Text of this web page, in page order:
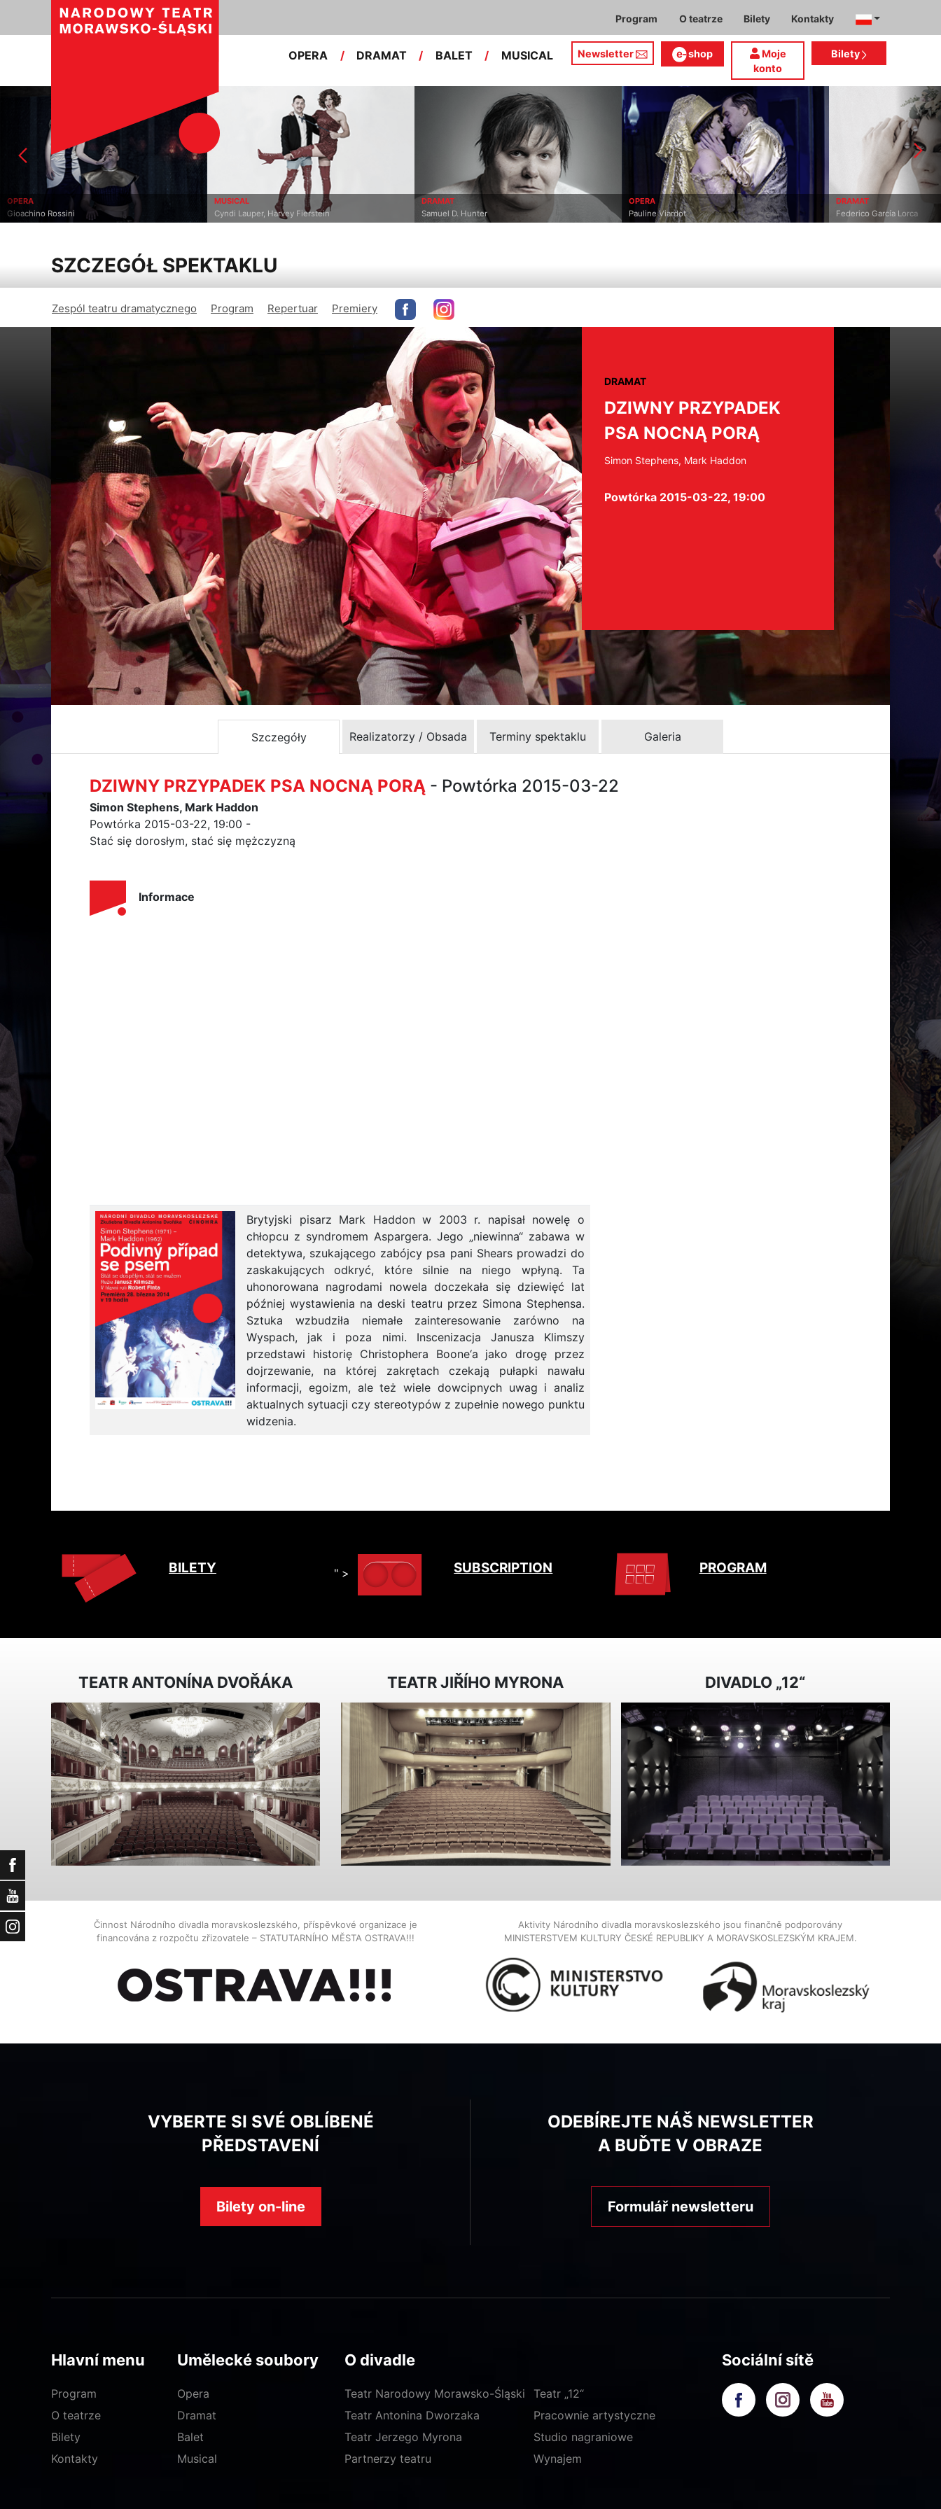
Facebook
YouTube
Instagram
Program O teatrze Bilety Kontakty
OPERA / DRAMAT / BALET / MUSICAL Newsletter shop
Moje
konto
Bilety
OPERA
Gioachino Rossini
MUSICAL
Cyndi Lauper, Harvey Fierstein
DRAMAT
Samuel D. Hunter
OPERA
Pauline Viardot
DRAMAT
Federico García Lorca
SZCZEGÓŁ SPEKTAKLU
Zespól teatru dramatycznego Program Repertuar Premiery
DRAMAT
DZIWNY PRZYPADEK
PSA NOCNĄ PORĄ
Simon Stephens, Mark Haddon
Powtórka 2015-03-22, 19:00
Szczegóły Realizatorzy / Obsada Terminy spektaklu Galeria
DZIWNY PRZYPADEK PSA NOCNĄ PORĄ - Powtórka 2015-03-22
Simon Stephens, Mark Haddon
Powtórka 2015-03-22, 19:00 -
Stać się dorosłym, stać się mężczyzną
Informace
Brytyjski pisarz Mark Haddon w 2003 r. napisał nowelę o
chłopcu z syndromem Aspargera. Jego „niewinna“ zabawa w
detektywa, szukającego zabójcy psa pani Shears prowadzi do
zaskakujących odkryć, które silnie na niego wpłyną. Ta
uhonorowana nagrodami nowela doczekała się dziewięć lat
później wystawienia na deski teatru przez Simona Stephensa.
Sztuka wzbudziła niemałe zainteresowanie zarówno na
Wyspach, jak i poza nimi. Inscenizacja Janusza Klimszy
przedstawi historię Christophera Boone‘a jako drogę przez
dojrzewanie, na której zakrętach czekają pułapki nawału
informacji, egoizm, ale też wiele dowcipnych uwag i analiz
aktualnych sytuacji czy stereotypów z zupełnie nowego punktu
widzenia.
BILETY " > SUBSCRIPTION PROGRAM
TEATR ANTONÍNA DVOŘÁKA TEATR JIŘÍHO MYRONA DIVADLO „12“
Činnost Národního divadla moravskoslezského, příspěvkové organizace je
financována z rozpočtu zřizovatele – STATUTARNÍHO MĚSTA OSTRAVA!!!
Aktivity Národního divadla moravskoslezského jsou finančně podporovány
MINISTERSTVEM KULTURY ČESKÉ REPUBLIKY A MORAVSKOSLEZSKÝM KRAJEM.
VYBERTE SI SVÉ OBLÍBENÉ
PŘEDSTAVENÍ
Bilety on-line
ODEBÍREJTE NÁŠ NEWSLETTER
A BUĎTE V OBRAZE
Formulář newsletteru
Hlavní menu
Program
O teatrze
Bilety
Kontakty
Umělecké soubory
Opera
Dramat
Balet
Musical
O divadle
Teatr Narodowy Morawsko-Śląski
Teatr Antonina Dworzaka
Teatr Jerzego Myrona
Teatr „12“
Pracownie artystyczne
Studio nagraniowe
Partnerzy teatru
Wynajem
Sociální sítě